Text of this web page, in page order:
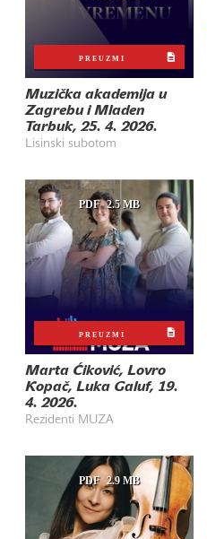
PREUZMI
Muzička akademija u
Zagrebu i Mladen
Tarbuk, 25. 4. 2026.
Lisinski subotom
PDF 2.5 MB
PREUZMI
Marta Ćiković, Lovro
Kopač, Luka Galuf, 19.
4. 2026.
Rezidenti MUZA
PDF 2.9 MB